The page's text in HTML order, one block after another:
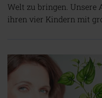
Welt zu bringen.
ihren vier Kindern mit